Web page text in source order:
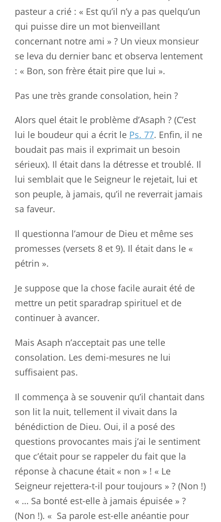
pasteur a crié : « Est qu’il n’y a pas quelqu’un
qui puisse dire un mot bienveillant
concernant notre ami » ? Un vieux monsieur
se leva du dernier banc et observa lentement
: « Bon, son frère était pire que lui ».
Pas une très grande consolation, hein ?
Alors quel était le problème d’Asaph ? (C’est
lui le boudeur qui a écrit le Ps. 77. Enfin, il ne
boudait pas mais il exprimait un besoin
sérieux). Il était dans la détresse et troublé. Il
lui semblait que le Seigneur le rejetait, lui et
son peuple, à jamais, qu’il ne reverrait jamais
sa faveur.
Il questionna l’amour de Dieu et même ses
promesses (versets 8 et 9). Il était dans le «
pétrin ».
Je suppose que la chose facile aurait été de
mettre un petit sparadrap spirituel et de
continuer à avancer.
Mais Asaph n’acceptait pas une telle
consolation. Les demi-mesures ne lui
suffisaient pas.
Il commença à se souvenir qu’il chantait dans
son lit la nuit, tellement il vivait dans la
bénédiction de Dieu. Oui, il a posé des
questions provocantes mais j’ai le sentiment
que c’était pour se rappeler du fait que la
réponse à chacune était « non » ! « Le
Seigneur rejettera-t-il pour toujours » ? (Non !)
« … Sa bonté est-elle à jamais épuisée » ?
(Non !). « Sa parole est-elle anéantie pour